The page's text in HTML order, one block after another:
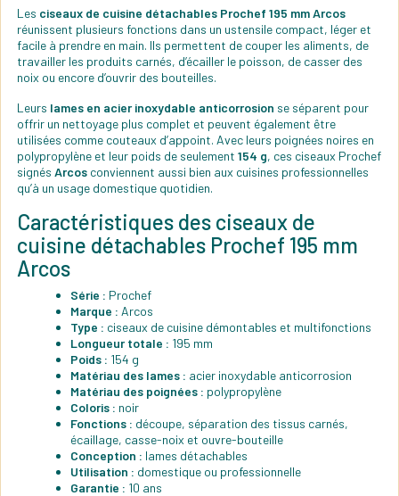
Les ciseaux de cuisine détachables Prochef 195 mm Arcos
réunissent plusieurs fonctions dans un ustensile compact, léger et
facile à prendre en main. Ils permettent de couper les aliments, de
travailler les produits carnés, d’écailler le poisson, de casser des
noix ou encore d’ouvrir des bouteilles.
Leurs lames en acier inoxydable anticorrosion se séparent pour
offrir un nettoyage plus complet et peuvent également être
utilisées comme couteaux d’appoint. Avec leurs poignées noires en
polypropylène et leur poids de seulement 154 g, ces ciseaux Prochef
signés Arcos conviennent aussi bien aux cuisines professionnelles
qu’à un usage domestique quotidien.
Caractéristiques des ciseaux de
cuisine détachables Prochef 195 mm
Arcos
Série : Prochef
Marque : Arcos
Type : ciseaux de cuisine démontables et multifonctions
Longueur totale : 195 mm
Poids : 154 g
Matériau des lames : acier inoxydable anticorrosion
Matériau des poignées : polypropylène
Coloris : noir
Fonctions : découpe, séparation des tissus carnés,
écaillage, casse-noix et ouvre-bouteille
Conception : lames détachables
Utilisation : domestique ou professionnelle
Garantie : 10 ans